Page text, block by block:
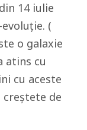
14 iulie
(
o galaxie
atins cu
cu aceste
creștete de